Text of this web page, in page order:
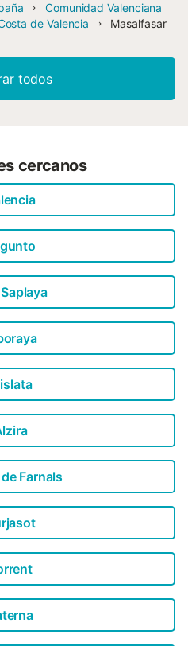
Comunidad Valenciana
de Valencia Masalfasar
todos
cercanos
Farnals